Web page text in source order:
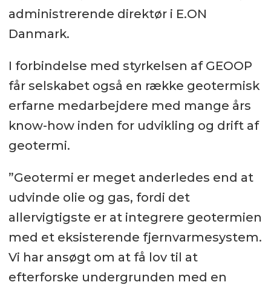
administrerende direktør i E.ON
Danmark.
I forbindelse med styrkelsen af GEOOP
får selskabet også en række geotermisk
erfarne medarbejdere med mange års
know-how inden for udvikling og drift af
geotermi.
”Geotermi er meget anderledes end at
udvinde olie og gas, fordi det
allervigtigste er at integrere geotermien
med et eksisterende fjernvarmesystem.
Vi har ansøgt om at få lov til at
efterforske undergrunden med en